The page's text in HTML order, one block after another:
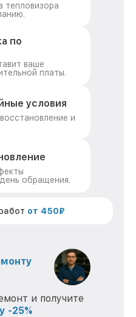
тепловизора
по
ваше
платы.
условия
и
обращения.
от 450₽
и получите
-25%